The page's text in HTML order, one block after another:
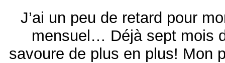
J’ai un peu de retard pour
mensuel… Déjà sept mois
savoure de plus en plus! Mon